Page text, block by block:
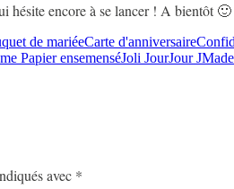
hésite encore à se lancer ! A bientôt 🙂
de mariéeCarte d'anniversaire
Papier ensemenséJoli JourJour J
avec *